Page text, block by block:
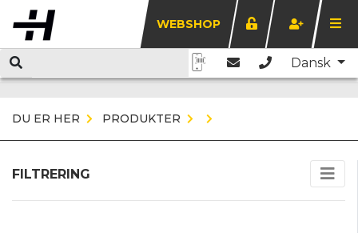
WEBSHOP
Dansk
DU ER HER PRODUKTER
FILTRERING